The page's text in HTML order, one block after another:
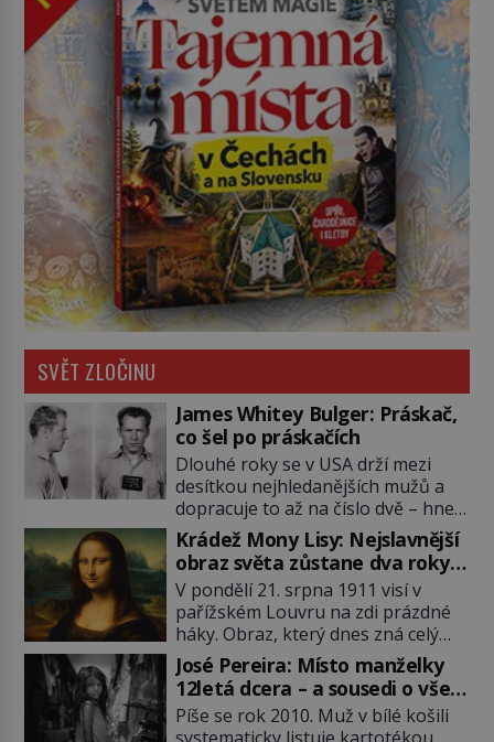
SVĚT ZLOČINU
James Whitey Bulger: Práskač,
co šel po práskačích
Dlouhé roky se v USA drží mezi
desítkou nejhledanějších mužů a
dopracuje to až na číslo dvě – hned
po Usámovi bin Ládinovi (1957–
2011). To je James „Whitey“ Bulger
(1929–2018) viněný ze spoluúčasti
na 19 vraždách, vydírání a lichvy. A
samozřejmě, krom toho je ještě
drogový dealer, který neváhá
odstranit z cesty všechny práskače,
zatímco […]
Krádež Mony Lisy: Nejslavnější
obraz světa zůstane dva roky
nezvěstný
V pondělí 21. srpna 1911 visí v
pařížském Louvru na zdi prázdné
háky. Obraz, který dnes zná celý
svět, je pryč. Zpočátku si nikdo
nemyslí, že jde o krádež.
Zaměstnanci jsou přesvědčeni, že
Mona Lisa je jen v restaurátorské
José Pereira: Místo manželky
12letá dcera – a sousedi o všem
vědí!
Píše se rok 2010. Muž v bílé košili